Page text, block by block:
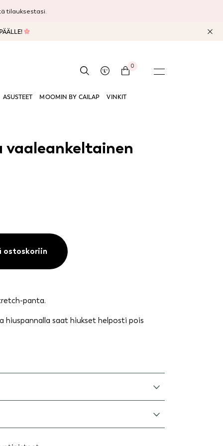
tilauksestasi.
0
ASUSTEET MOOMIN BY CAILAP VINKIT
ostoskoriin
panta.
hiuspannalla saat hiukset helposti pois